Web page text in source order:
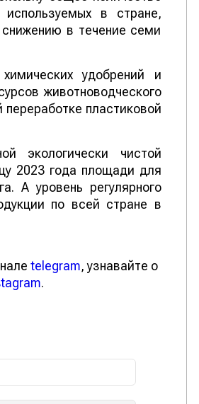
используемых в стране,
в течение семи
удобрений и
животноводческого
пластиковой
экологически чистой
2023 года площади для
А уровень регулярного
по всей стране в
telegram, узнавайте о
.